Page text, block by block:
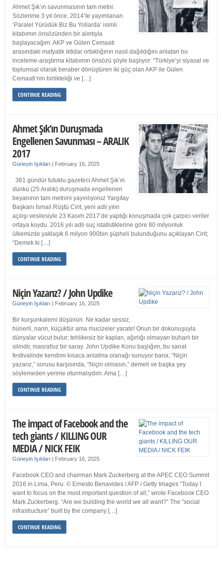
Ahmet Şık’ın savunmasının tam metni:
Sözlerime 3 yıl önce, 2014’te yayımlanan
‘Paralel Yürüdük Biz Bu Yollarda’ isimli
kitabımın önsözünden bir alıntıyla
başlayacağım. AKP ve Gülen Cemaati
arasındaki mafyatik iktidar ortaklığının nasıl dağıldığını anlatan bu
inceleme-araştırma kitabımın önsözü şöyle başlıyor: “Türkiye’yi siyasal ve
toplumsal olarak beraber dönüştüren iki güç olan AKP ile Gülen
Cemaati’nin birlikteliği ve […]
CONTINUE READING
Ahmet Şık’ın Duruşmada
Engellenen Savunması – ARALIK
2017
Güneyin Işıkları | February 16, 2025
361 gündür tutuklu gazeteci Ahmet Şık’ın
dünkü (25 Aralık) duruşmada engellenen
beyanının tam metnini yayınlıyoruz Yargıtay
Başkanı İsmail Rüştü Cirit, yeni adli yılın
açılışı vesilesiyle 23 Kasım 2017’de yaptığı konuşmada çok çarpıcı veriler
ortaya koydu. 2016 yılı adli suç istatistiklerine göre 80 milyonluk
ülkemizde yaklaşık 6 milyon 900bin şüpheli bulunduğunu açıklayan Cirit;
“Demek ki […]
CONTINUE READING
Niçin Yazarız? / John Updike
Güneyin Işıkları | February 16, 2025
Bir kurşunkalemi düşünün. Ne kadar sessiz,
hünerli, narin, küçüktür ama mucizeler yaratır! Onun bir dokunuşuyla
dünyalar vücut bulur; tehlikesiz bir kaplan, ağırlığı olmayan buharlı bir
silindir, masrafsız bir saray. John Updike Konu başlığım, bu sanat
festivalinde kendimi kısaca anlatma olanağı sunuyor bana; “Niçin
yazarız,” sorusu karşısında, “Niçin olmasın,” demeli ve başka şey
söylemeden yerime oturmalıydım. Ama […]
CONTINUE READING
The impact of Facebook and the
tech giants / KILLING OUR
MEDIA / NICK FEIK
Güneyin Işıkları | February 16, 2025
Facebook CEO and chairman Mark Zuckerberg at the APEC CEO Summit
2016 in Lima, Peru. © Ernesto Benavides / AFP / Getty Images “Today I
want to focus on the most important question of all,” wrote Facebook CEO
Mark Zuckerberg. “Are we building the world we all want?” The “social
infrastructure” built by the company […]
CONTINUE READING